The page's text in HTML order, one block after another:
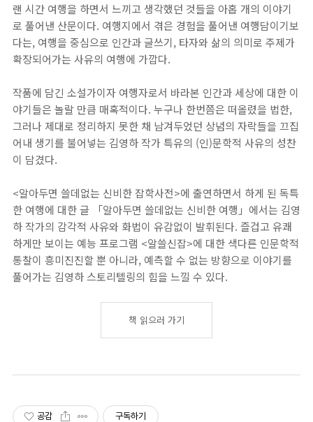
랜 시간 여행을 하면서 느끼고 생각했던 것들을 아홉 개의 이야기
로 풀어낸 산문이다. 여행지에서 겪은 경험을 풀어낸 여행담이기보
다는, 여행을 중심으로 인간과 글쓰기, 타자와 삶의 의미로 주제가
확장되어가는 사유의 여행에 가깝다.
작품에 담긴 소설가이자 여행자로서 바라본 인간과 세상에 대한 이
야기들은 놀랄 만큼 매혹적이다. 누구나 한번쯤은 떠올렸을 법한,
그러나 제대로 정리하지 못한 채 남겨두었던 상념의 자락들을 끄집
어내 생기를 불어넣는 김영하 작가 특유의 (인)문학적 사유의 성찬
이 담겼다.
<알아두면 쓸데없는 신비한 잡학사전>에 출연하면서 하게 된 독특
한 여행에 대한 글 「알아두면 쓸데없는 신비한 여행」에서는 김영
하 작가의 감각적 사유와 화법이 유감없이 발휘된다. 즐겁고 유쾌
하게만 보이는 예능 프로그램 <알쓸신잡>에 대한 색다른 인문학적
통찰이 흥미진진할 뿐 아니라, 예측할 수 없는 방향으로 이야기를
풀어가는 김영하 스토리텔링의 힘을 느낄 수 있다.
책 읽으러 가기
공감 구독하기